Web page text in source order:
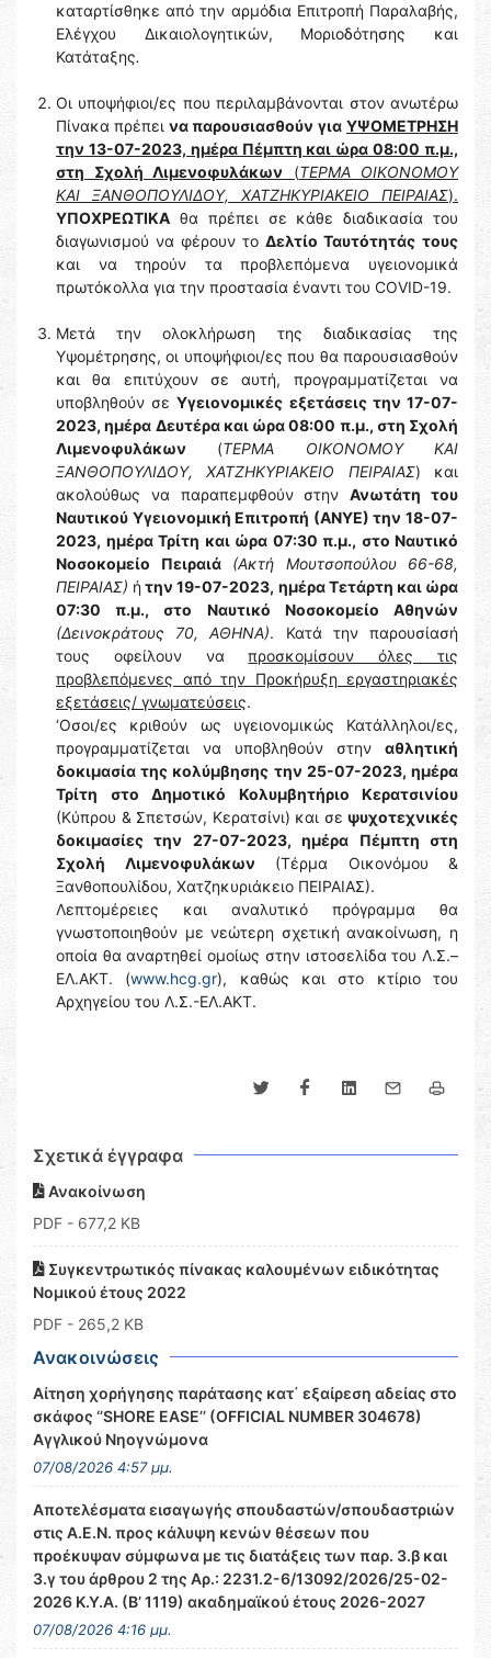
καταρτίσθηκε από την αρμόδια Επιτροπή Παραλαβής,
Ελέγχου Δικαιολογητικών, Μοριοδότησης και
Κατάταξης.
Οι υποψήφιοι/ες που περιλαμβάνονται στον ανωτέρω
Πίνακα πρέπει να παρουσιασθούν για ΥΨΟΜΕΤΡΗΣΗ
την 13-07-2023, ημέρα Πέμπτη και ώρα 08:00 π.μ.,
στη Σχολή Λιμενοφυλάκων (ΤΕΡΜΑ ΟΙΚΟΝΟΜΟΥ
ΚΑΙ ΞΑΝΘΟΠΟΥΛΙΔΟΥ, ΧΑΤΖΗΚΥΡΙΑΚΕΙΟ ΠΕΙΡΑΙΑΣ).
ΥΠΟΧΡΕΩΤΙΚΑ θα πρέπει σε κάθε διαδικασία του
διαγωνισμού να φέρουν το Δελτίο Ταυτότητάς τους
και να τηρούν τα προβλεπόμενα υγειονομικά
πρωτόκολλα για την προστασία έναντι του COVID-19.
Μετά την ολοκλήρωση της διαδικασίας της
Υψομέτρησης, οι υποψήφιοι/ες που θα παρουσιασθούν
και θα επιτύχουν σε αυτή, προγραμματίζεται να
υποβληθούν σεΥγειονομικές εξετάσεις την 17-07-
2023, ημέρα Δευτέρα και ώρα 08:00 π.μ., στη Σχολή
Λιμενοφυλάκων (ΤΕΡΜΑ ΟΙΚΟΝΟΜΟΥ ΚΑΙ
ΞΑΝΘΟΠΟΥΛΙΔΟΥ, ΧΑΤΖΗΚΥΡΙΑΚΕΙΟ ΠΕΙΡΑΙΑΣ) και
ακολούθως να παραπεμφθούν στηνΑνωτάτη του
Ναυτικού Υγειονομική Επιτροπή (ΑΝΥΕ) την 18-07-
2023, ημέρα Τρίτη και ώρα 07:30 π.μ., στο Ναυτικό
Νοσοκομείο Πειραιά
(Ακτή Μουτσοπούλου 66-68,
ΠΕΙΡΑΙΑΣ) ήτην 19-07-2023, ημέρα Τετάρτη και ώρα
07:30 π.μ., στο Ναυτικό Νοσοκομείο Αθηνών
(Δεινοκράτους 70, ΑΘΗΝΑ). Κατά την παρουσίασή
τους οφείλουν ναπροσκομίσουν όλες τις
προβλεπόμενες από την Προκήρυξη εργαστηριακές
εξετάσεις/ γνωματεύσεις.
‘Οσοι/ες κριθούν ως υγειονομικώς Κατάλληλοι/ες,
προγραμματίζεται να υποβληθούν στην αθλητική
δοκιμασία της κολύμβησης την 25-07-2023, ημέρα
Τρίτη στο Δημοτικό Κολυμβητήριο Κερατσινίου
(Κύπρου & Σπετσών, Κερατσίνι) και σε ψυχοτεχνικές
δοκιμασίες την 27-07-2023, ημέρα Πέμπτη στη
Σχολή Λιμενοφυλάκων (Τέρμα Οικονόμου &
Ξανθοπουλίδου, Χατζηκυριάκειο ΠΕΙΡΑΙΑΣ).
Λεπτομέρειες και αναλυτικό πρόγραμμα θα
γνωστοποιηθούν με νεώτερη σχετική ανακοίνωση, η
οποία θα αναρτηθεί ομοίως στην ιστοσελίδα του Λ.Σ.–
ΕΛ.ΑΚΤ. (www.hcg.gr), καθώς και στο κτίριο του
Αρχηγείου του Λ.Σ.-ΕΛ.ΑΚΤ.
Σχετικά έγγραφα
Ανακοίνωση
PDF - 677,2 KB
Συγκεντρωτικός πίνακας καλουμένων ειδικότητας
Νομικού έτους 2022
PDF - 265,2 KB
Ανακοινώσεις
Αίτηση χορήγησης παράτασης κατ΄ εξαίρεση αδείας στο
σκάφος ‘’SHORE EASE’’ (OFFICIAL NUMBER 304678)
Αγγλικού Νηογνώμονα
07/08/2026 4:57 μμ.
Αποτελέσματα εισαγωγής σπουδαστών/σπουδαστριών
στις Α.Ε.Ν. προς κάλυψη κενών θέσεων που
προέκυψαν σύμφωνα με τις διατάξεις των παρ. 3.β και
3.γ του άρθρου 2 της Αρ.: 2231.2-6/13092/2026/25-02-
2026 Κ.Υ.Α. (Β’ 1119) ακαδημαϊκού έτους 2026-2027
07/08/2026 4:16 μμ.